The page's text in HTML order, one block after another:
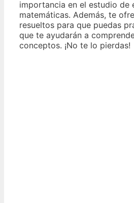
importancia en el estudio de
matemáticas. Además, te
resueltos para que puedas
que te ayudarán a
conceptos. ¡No te lo pierdas!